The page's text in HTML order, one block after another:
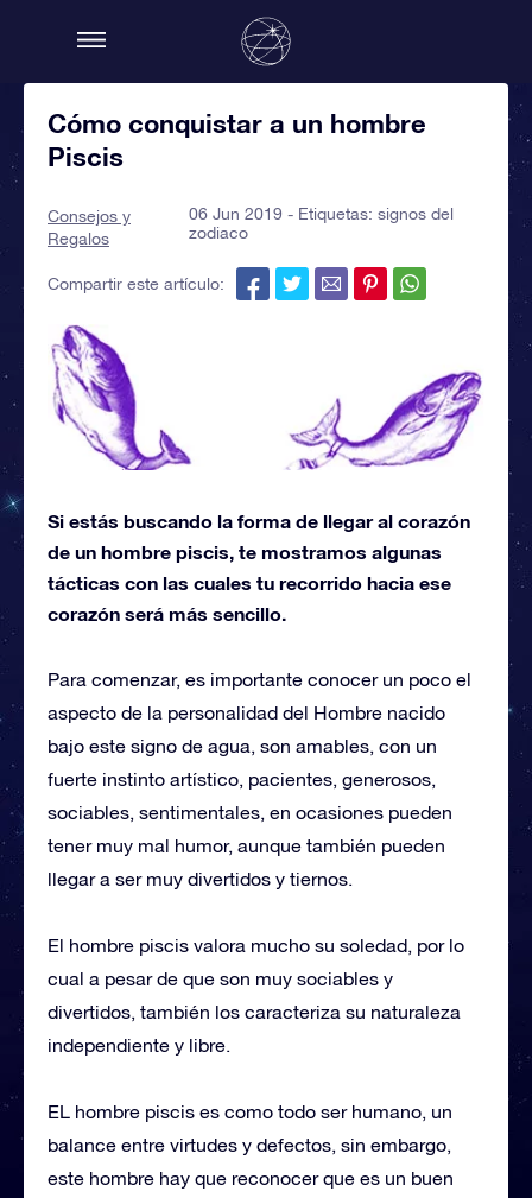
Cómo conquistar a un hombre
Piscis
Consejos y
Regalos
06 Jun 2019 - Etiquetas: signos del
zodiaco
Compartir este artículo:
Si estás buscando la forma de llegar al corazón
de un hombre piscis, te mostramos algunas
tácticas con las cuales tu recorrido hacia ese
corazón será más sencillo.
Para comenzar, es importante conocer un poco el
aspecto de la personalidad del Hombre nacido
bajo este signo de agua, son amables, con un
fuerte instinto artístico, pacientes, generosos,
sociables, sentimentales, en ocasiones pueden
tener muy mal humor, aunque también pueden
llegar a ser muy divertidos y tiernos.
El hombre piscis valora mucho su soledad, por lo
cual a pesar de que son muy sociables y
divertidos, también los caracteriza su naturaleza
independiente y libre.
EL hombre piscis es como todo ser humano, un
balance entre virtudes y defectos, sin embargo,
este hombre hay que reconocer que es un buen